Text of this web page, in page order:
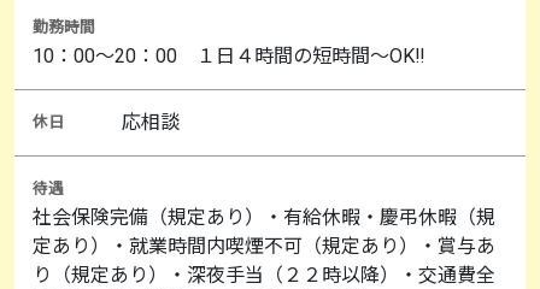
勤務時間
10：00～20：00 １日４時間の短時間～OK‼
休日 応相談
待遇
社会保険完備（規定あり）・有給休暇・慶弔休暇（規
定あり）・就業時間内喫煙不可（規定あり）・賞与あ
り（規定あり）・深夜手当（２２時以降）・交通費全